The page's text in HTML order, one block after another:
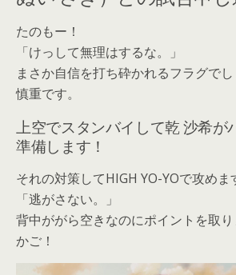
たのもー！
「けっして無理はするな。」
まさか自信を打ち砕かれるフラグで
慎重です。
上空でスタンバイして乾 沙希が
準備します！
それの対策してHIGH YO-YOで攻めま
「逃がさない。」
背中ががら空きなのにポイントを取
かご！